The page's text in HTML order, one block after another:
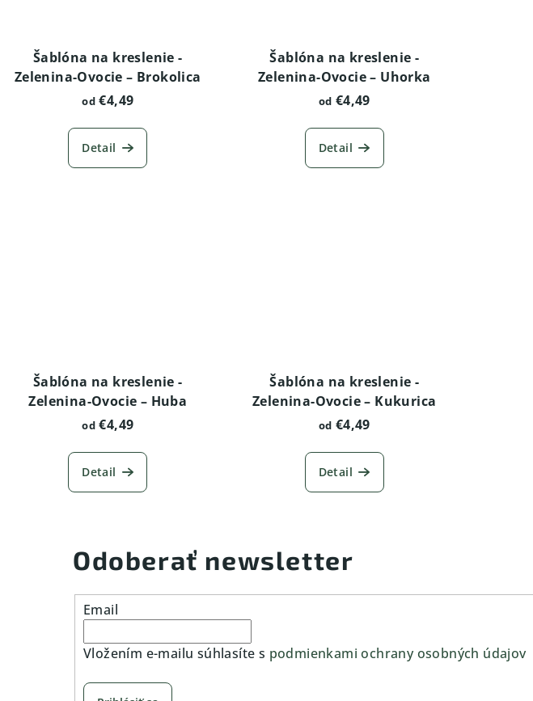
Šablóna na kreslenie -
Zelenina-Ovocie – Brokolica
od€4,49
Detail
Šablóna na kreslenie -
Zelenina-Ovocie – Uhorka
od €4,49
Detail
Šablóna na kreslenie -
Zelenina-Ovocie – Huba
od€4,49
Detail
Šablóna na kreslenie -
Zelenina-Ovocie – Kukurica
od €4,49
Detail
Odoberať newsletter
Email
Vložením e-mailu súhlasíte s podmienkami ochrany osobných údajov